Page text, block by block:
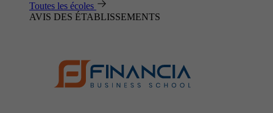
Toutes les écoles
AVIS DES ÉTABLISSEMENTS